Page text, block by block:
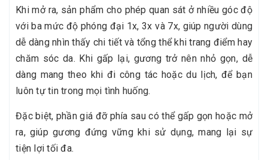
Khi mở ra, sản phẩm cho phép quan sát ở nhiều góc độ
với ba mức độ phóng đại 1x, 3x và 7x, giúp người dùng
dễ dàng nhìn thấy chi tiết và tổng thể khi trang điểm hay
chăm sóc da. Khi gấp lại, gương trở nên nhỏ gọn, dễ
dàng mang theo khi đi công tác hoặc du lịch, để bạn
luôn tự tin trong mọi tình huống.
Đặc biệt, phần giá đỡ phía sau có thể gấp gọn hoặc mở
ra, giúp gương đứng vững khi sử dụng, mang lại sự
tiện lợi tối đa.